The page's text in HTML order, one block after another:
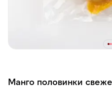
Манго половинки